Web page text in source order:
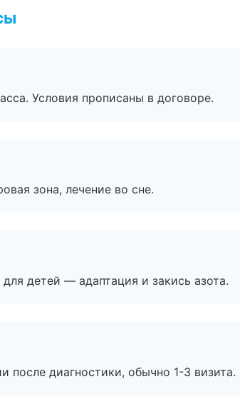
Условия прописаны в договоре.
зона, лечение во сне.
детей — адаптация и закись азота.
после диагностики, обычно 1-3 визита.